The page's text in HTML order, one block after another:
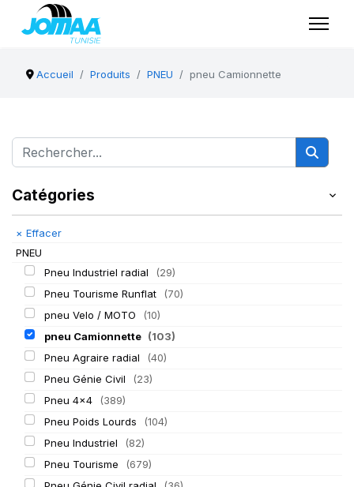
Accueil Produits PNEU pneu Camionnette
Catégories
× Effacer
PNEU
Pneu Industriel radial
(29)
Pneu Tourisme Runflat
(70)
pneu Velo / MOTO
(10)
pneu Camionnette (103)
Pneu Agraire radial
(40)
Pneu Génie Civil
(23)
Pneu 4x4
(389)
Pneu Poids Lourds
(104)
Pneu Industriel
(82)
Pneu Tourisme
(679)